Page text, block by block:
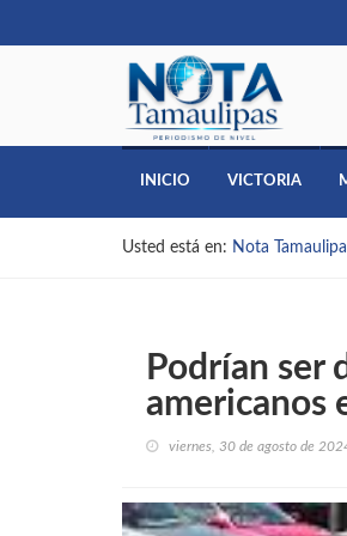
INICIO VICTORIA
Usted está en: Nota
Podrían ser
americanos
viernes, 30 de agosto de